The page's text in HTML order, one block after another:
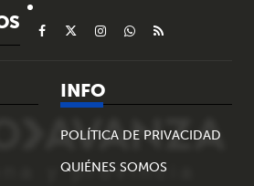
INFO
POLÍTICA DE PRIVACIDAD
QUIÉNES SOMOS